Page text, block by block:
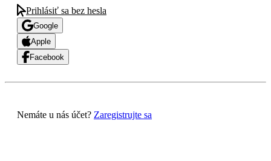
Prihlásiť sa bez hesla
Google
Apple
Facebook
Nemáte u nás účet? Zaregistrujte sa